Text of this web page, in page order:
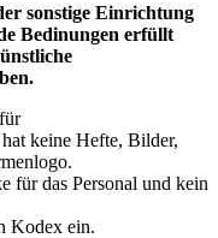
sonstige Einrichtung
Bedinungen erfüllt
keine Hefte, Bilder,
für das Personal und kein
Kodex ein.